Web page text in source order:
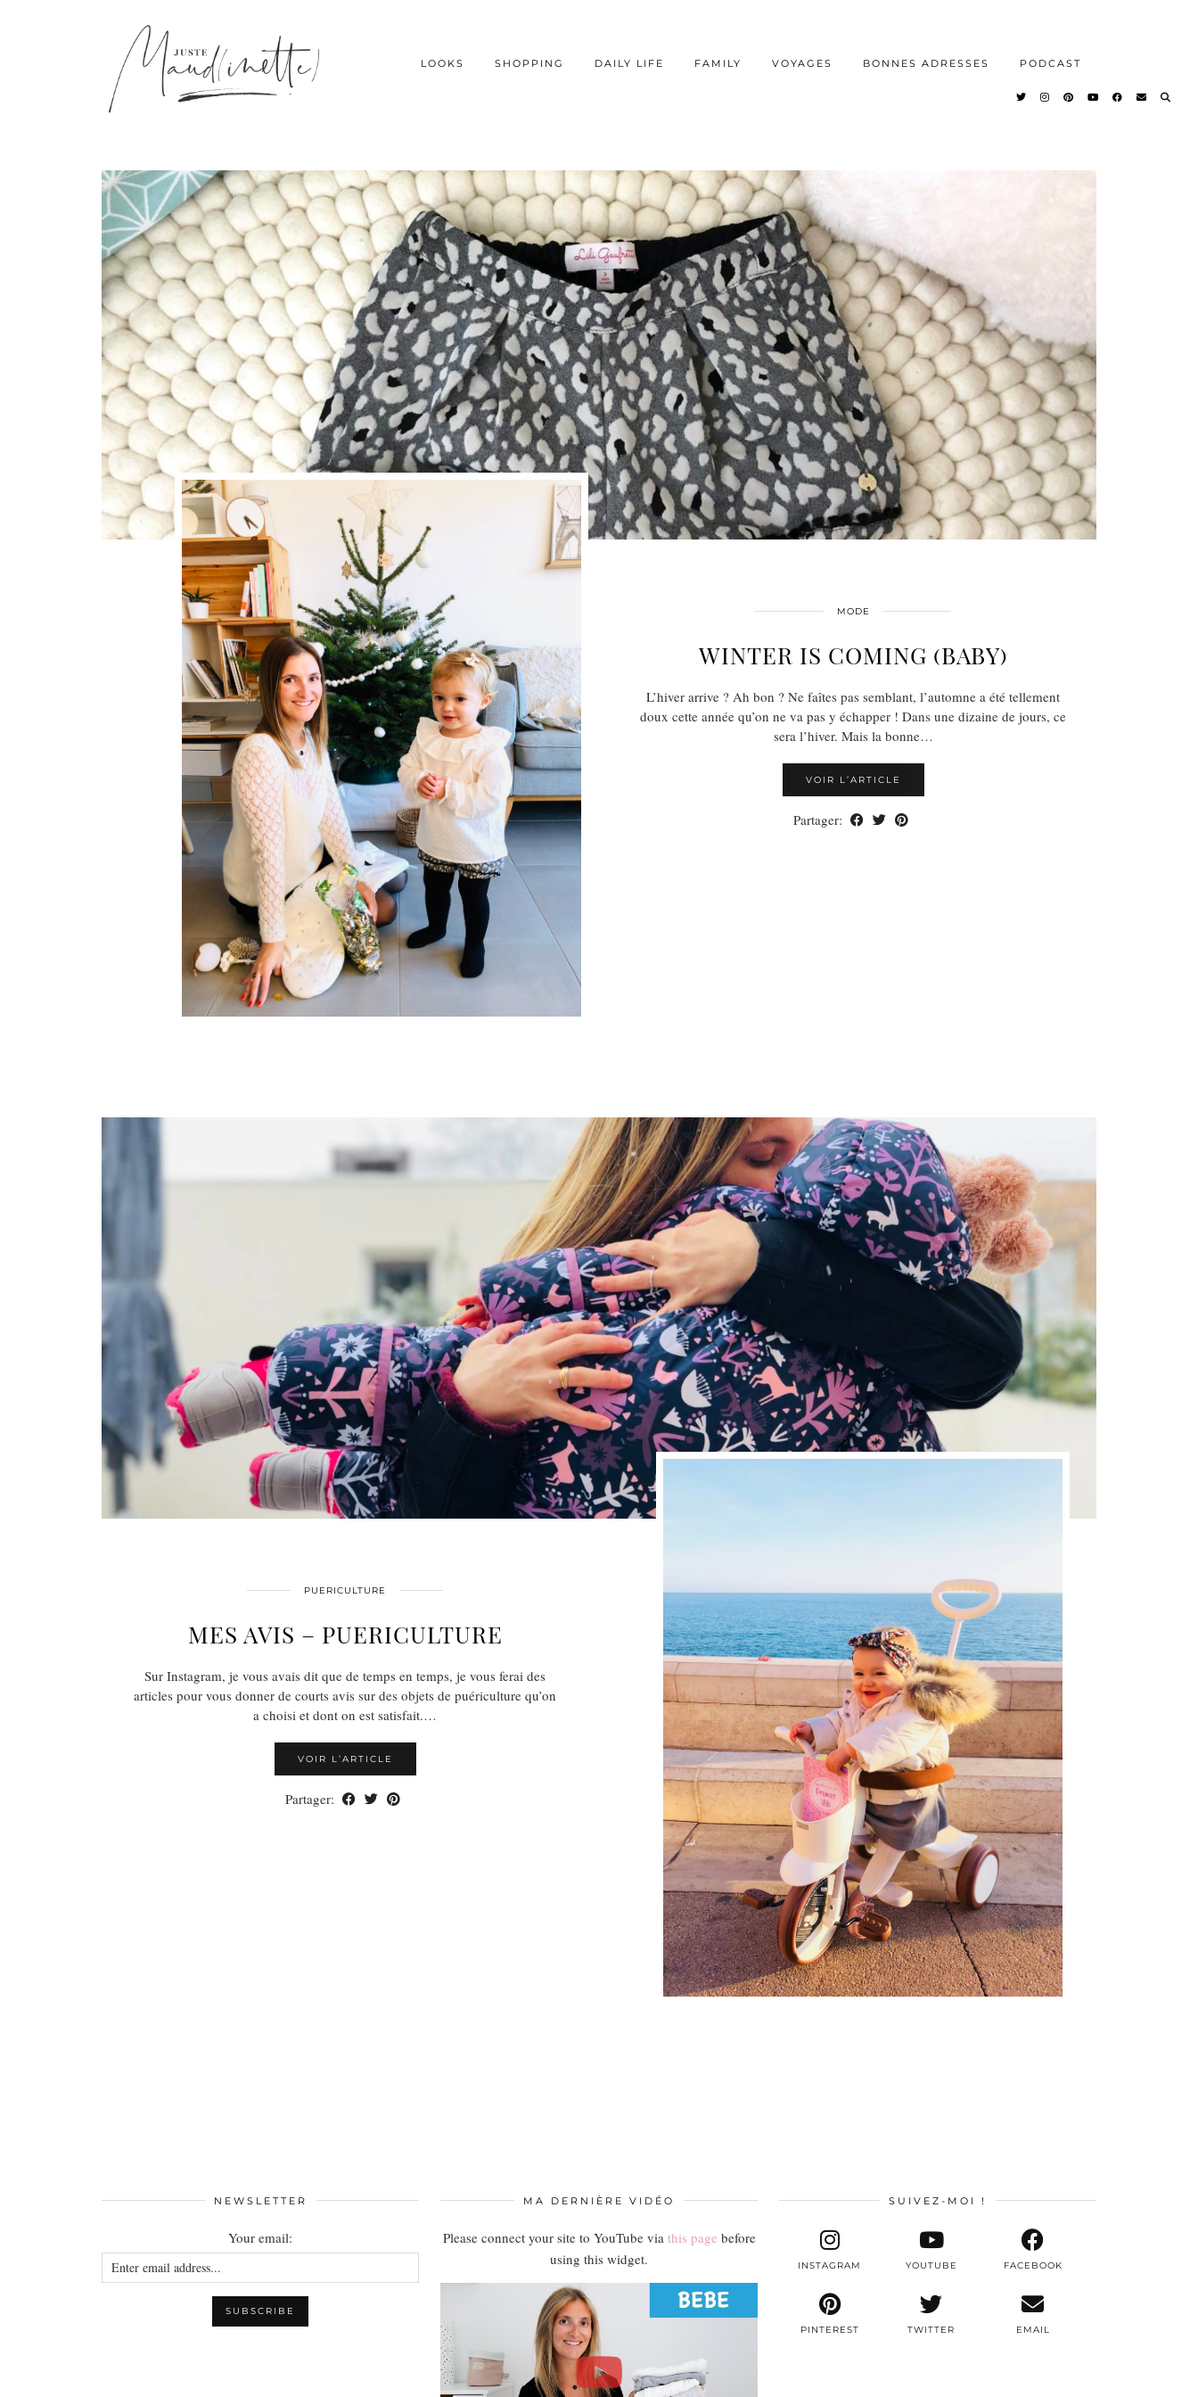
LOOKS SHOPPING DAILY LIFE FAMILY VOYAGES BONNES ADRESSES PODCAST
MODE
WINTER IS COMING (BABY)
L’hiver arrive ? Ah bon ? Ne faîtes pas semblant, l’automne a été tellement
doux cette année qu’on ne va pas y échapper ! Dans une dizaine de jours, ce
sera l’hiver. Mais la bonne…
VOIR L’ARTICLE
Partager:
PUERICULTURE
MES AVIS – PUERICULTURE
Sur Instagram, je vous avais dit que de temps en temps, je vous ferai des
articles pour vous donner de courts avis sur des objets de puériculture qu’on
a choisi et dont on est satisfait.…
VOIR L’ARTICLE
Partager:
NEWSLETTER
Your email:
MA DERNIÈRE VIDÉO
Please connect your site to YouTube via this page before
using this widget.
SUIVEZ-MOI !
TWITTER
INSTAGRAM FACEBOOK
PINTEREST
YOUTUBE
EMAIL